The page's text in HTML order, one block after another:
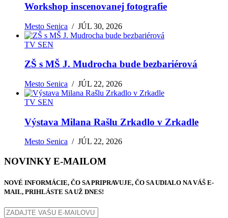
Workshop inscenovanej fotografie
Mesto Senica /JÚL 30, 2026
TV SEN
ZŠ s MŠ J. Mudrocha bude bezbariérová
Mesto Senica /JÚL 22, 2026
TV SEN
Výstava Milana Rašlu Zrkadlo v Zrkadle
Mesto Senica /JÚL 22, 2026
NOVINKY E-MAILOM
NOVÉ INFORMÁCIE, ČO SA PRIPRAVUJE, ČO SA UDIALO NA VÁŠ E-
MAIL, PRIHLÁSTE SA UŽ DNES!